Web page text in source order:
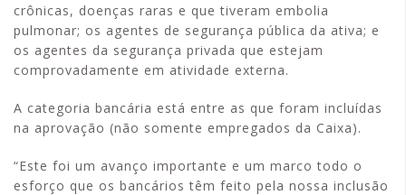
crônicas, doenças raras e que tiveram embolia
pulmonar; os agentes de segurança pública da ativa; e
os agentes da segurança privada que estejam
comprovadamente em atividade externa.
A categoria bancária está entre as que foram incluídas
na aprovação (não somente empregados da Caixa).
“Este foi um avanço importante e um marco todo o
esforço que os bancários têm feito pela nossa inclusão